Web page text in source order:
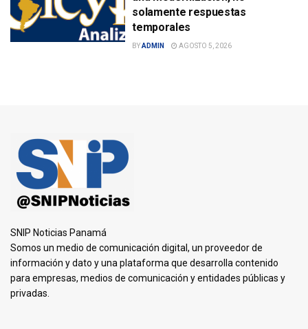
solamente respuestas
temporales
BYADMIN AGOSTO 5, 2026
SNIP Noticias Panamá
Somos un medio de comunicación digital, un proveedor de
información y dato y una plataforma que desarrolla contenido
para empresas, medios de comunicación y entidades públicas y
privadas.